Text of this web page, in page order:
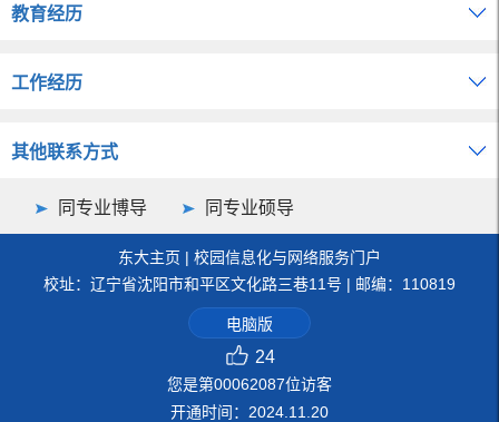
教育经历
工作经历
其他联系方式
同专业博导 同专业硕导
东大主页 | 校园信息化与网络服务门户
校址：辽宁省沈阳市和平区文化路三巷11号 | 邮编：110819
电脑版
24
您是第00062087位访客
开通时间： 2024 11 20